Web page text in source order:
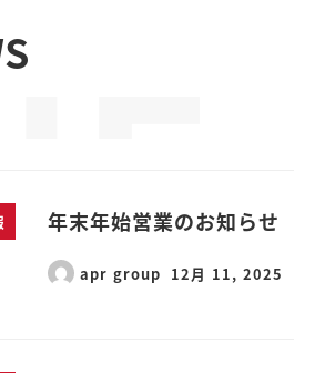
年末年始営業のお知らせ
apr group 12月 11, 2025